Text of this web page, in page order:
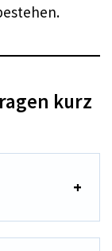
kurz